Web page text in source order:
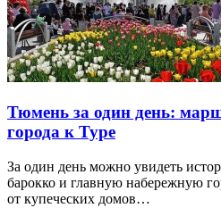
Тюмень за один день:
города к Туре
За один день можно увидеть
барокко и главную набережную
от купеческих домов…